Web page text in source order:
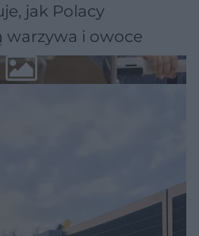
jak Polacy
warzywa i owoce